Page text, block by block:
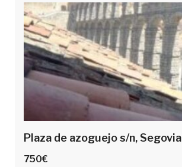
Plaza de azoguejo s/n, Segovia
750€